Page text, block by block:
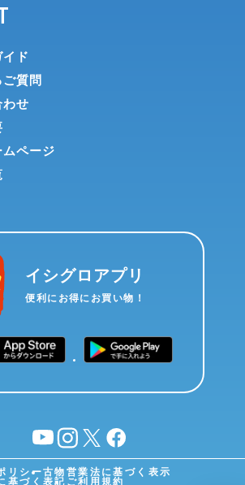
ド
質問
わせ
ページ
イシグロアプリ
便利にお得にお買い物！
YouTubeinstagram
X facebook
リシー古物営業法に基づく表示
基づく表記 ご利用規約